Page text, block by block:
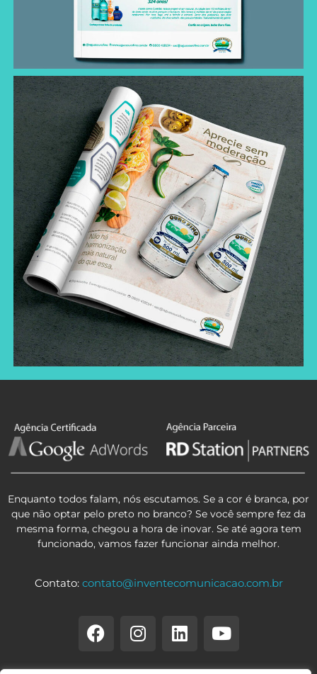
Enquanto todos falam, nós escutamos. Se a cor é branca, por
que não optar pelo preto no branco? Se você sempre fez da
mesma forma, chegou a hora de inovar. Se até agora tem
funcionado, vamos fazer funcionar ainda melhor.
Contato: contato@inventecomunicacao.com.br